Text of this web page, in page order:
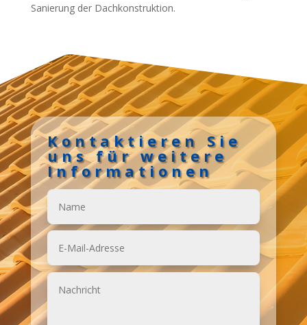
Sanierung der Dachkonstruktion.
Kontaktieren Sie
uns für weitere
Informationen